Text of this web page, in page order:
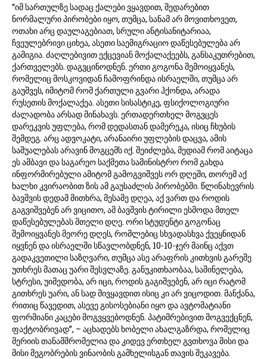
“იმ სართულზე სადაც ქალები ვყავდით, შედარებით
ნორმალური პირობები იყო, თუმცა, სანამ არ მოვითხოვეთ,
ოთახი არც დაულაგებიათ, სრული ანტისანიტარიაა,
ჩვეულებრივი ციხეა, ასეთი საემიგრაციო დაწესებულება არ
გამიგია. ძაღლებივით ექცევიან მოქალაქეებს, განსაკუთრებით,
ქართველებს. დაგვცინოდნენ. ერთი გოგონა შემოიყვანეს,
რომელიც მოსკოვიდან ჩამოფრინდა ისრაელში, თუმცა არ
გაუშვეს, იმიტომ რომ ქართული გვარი ჰქონდა, არადა
რუსეთის მოქალაქეა. ასეთი სისასტიკე, ფსიქოლოგიური
ძალადობა არსად მინახავს. ერთადერთხელ მოგვცეს
დარეკვის უფლება, რომ დედასთან დამერეკა, ისიც ჩხუბის
შემდეგ. არც ადვოკატი, არანაირი უფლების დაცვა, ამის
საშუალებას არავინ მოგცემს იქ. შეიძლება, მედიამ რომ აიტაცა
ეს ამბავი და საგარეო საქმეთა სამინისტრო რომ გახდა
ინფორმირებული ამიტომ გამოგვიშვეს ორ დღეში, თორემ აქ
ხალხი კვირაობით ზის ამ გაუსაძლის პირობებში. წლინახევრის
ბავშვის დედამ მითხრა, მესამე დღეა, აქ ვართ და როდის
გაგვიშვებენ არ ვიცითო, ამ ბავშვის ტირილი ესმოდა მთელ
დაწესებულებას მთელი დღე. ორი სტუდენტი გოგონაც
შემოიყვანეს მეორე დღეს, რომლებიც სხვადასხვა ქვეყნიდან
იყვნენ და ისრაელში სწავლობდნენ, 10-10-ჯერ მაინც აქვთ
გადაკვეთილი საზღვარი, თუმცა ასე არაფრის კითხვის გარეშე
უთხრეს მათაც უარი შესვლაზე. განუკითხაობაა, საშინელება,
სტრესი, უიმედობა, არ იცი, როდის გაგიშვებენ, არ იცი რატომ
გითხრეს უარი, ან სად მივყავდით ისიც კი არ ვიცოდით. მანქანა,
რითიც წავედით, ასევე გისოსებიანი იყო და ავტომატიანი
ფორმიანი კაცები მოგვყვებოდნენ. პატიმრებივით მოგვექცნენ,
ფაქტობრივად”, – აცხადებს ხობელი ახალგაზრდა, რომელიც
მერიის თანამშრომელია და კიდევ ერთხელ გვთხოვა მისი და
მისი მეგობრების ვინაობის გამხელისგან თავის შეკავება.